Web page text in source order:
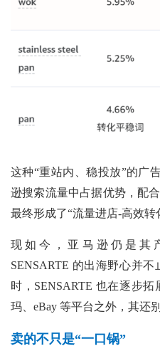
这种“重站内、稳投放”的广
逊搜索流量中占据优势，配
最终形成了“流量进店-高效转
现如今，亚马逊仍是其
SENSARTE 的出海野心并
时，SENSARTE 也在逐步
玛、eBay 等平台之外，其还
卖的不只是“一口锅”